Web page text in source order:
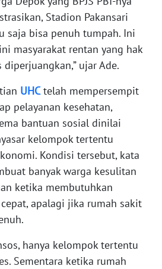
Stadion Pakansari
saja bisa penuh tumpah. Ini
masyarakat rentan yang hak
ujar Ade.
UHCtelah mempersempit
pelayanan kesehatan,
bantuan sosial dinilai
kelompok tertentu
Kondisi tersebut, kata
banyak warga kesulitan
ketika membutuhkan
apalagi jika rumah sakit
hanya kelompok tertentu
Sementara ketika rumah